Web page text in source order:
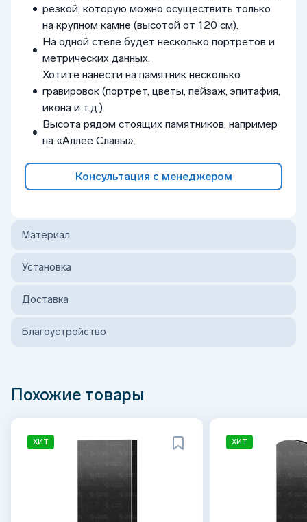
резкой, которую можно осуществить только
на крупном камне (высотой от 120 см).
На одной стеле будет несколько портретов и
метрических данных.
Хотите нанести на памятник несколько
гравировок (портрет, цветы, пейзаж, эпитафия,
икона и т.д.).
Высота рядом стоящих памятников, например
на «Аллее Славы».
Консультация с менеджером
Материал
Установка
Доставка
Благоустройство
Похожие товары
ХИТ ХИТ